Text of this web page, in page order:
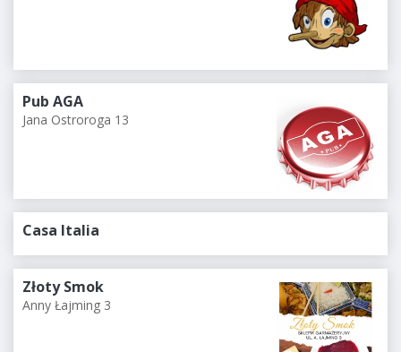
Pub AGA
Jana Ostroroga 13
Casa Italia
Złoty Smok
Anny Łajming 3